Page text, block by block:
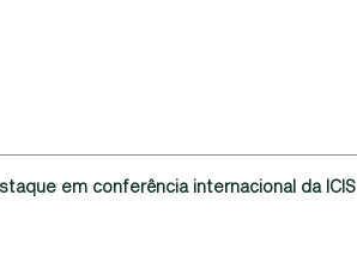
em conferência internacional da ICIS